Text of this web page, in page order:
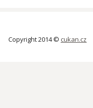
Copyright 2014 © cukan.cz